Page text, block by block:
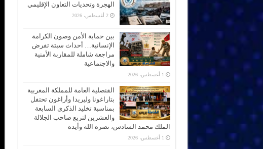
الهجرة وتحديات التعاون الإقليمي
2 أغسطس، 2026
بين حماية الأمن وصون الكرامة
الإنسانية… أحداث سبتة تفرض
مراجعة شاملة للمقاربة الأمنية
والاجتماعية
1 أغسطس، 2026
القنصلية العامة للمملكة المغربية
بتاراغونا وليريدا وأراغون تحتفل
بمناسبة تخليد الذكرى السابعة
والعشرين لتربع صاحب الجلالة
الملك محمد السادس، نصره الله وأيده
1 أغسطس، 2026